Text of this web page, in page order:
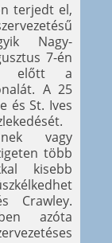
terjedt el,
Nagy-
7-én
előtt a
A 25
és St. Ives
vagy
több
kisebb
Crawley.
azóta